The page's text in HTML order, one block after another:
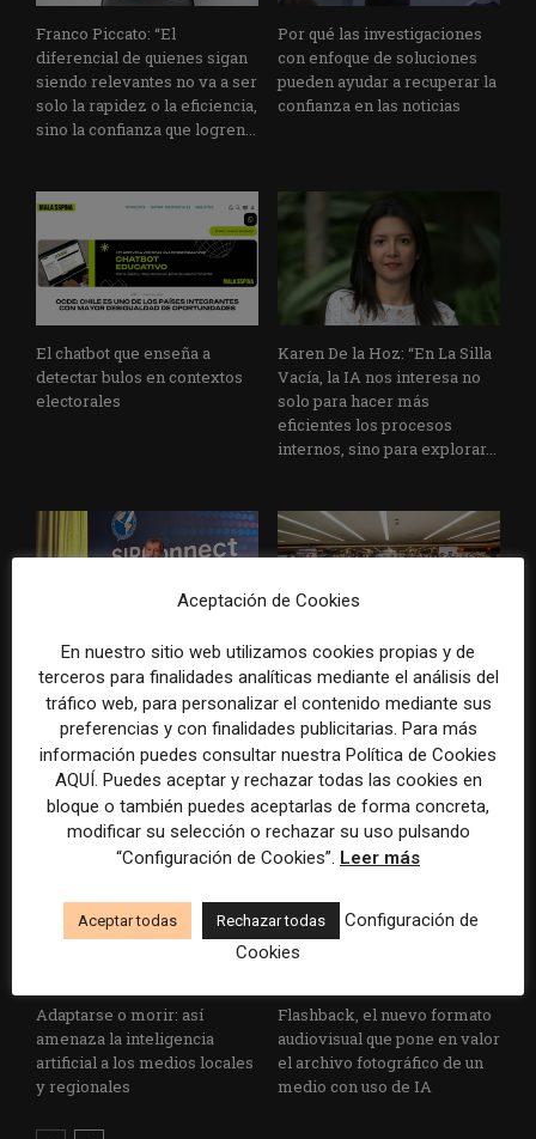
Franco Piccato: “El
diferencial de quienes sigan
siendo relevantes no va a ser
solo la rapidez o la eficiencia,
sino la confianza que logren...
Por qué las investigaciones
con enfoque de soluciones
pueden ayudar a recuperar la
confianza en las noticias
El chatbot que enseña a
detectar bulos en contextos
electorales
Karen De la Hoz: “En La Silla
Vacía, la IA nos interesa no
solo para hacer más
eficientes los procesos
internos, sino para explorar...
Cómo la inteligencia artificial
redefine la desinformación
global: claves del debate que
prepara la Cumbre 2025
Chequeadores
latinoamericanos alertan por
una «tormenta perfecta» que
pone en riesgo el
periodismo basado en
evidencias
Adaptarse o morir: así
amenaza la inteligencia
artificial a los medios locales
y regionales
Flashback, el nuevo formato
audiovisual que pone en valor
el archivo fotográfico de un
medio con uso de IA
Aceptación de Cookies
En nuestro sitio web utilizamos cookies propias y de
terceros para finalidades analíticas mediante el análisis del
tráfico web, para personalizar el contenido mediante sus
preferencias y con finalidades publicitarias. Para más
información puedes consultar nuestra Política de Cookies
AQUÍ. Puedes aceptar y rechazar todas las cookies en
bloque o también puedes aceptarlas de forma concreta,
modificar su selección o rechazar su uso pulsando
“Configuración de Cookies”. Leer más
Aceptar todas Rechazar todas
Configuración de
Cookies